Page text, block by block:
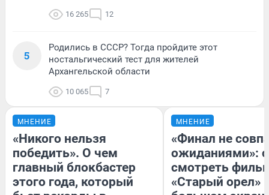
16 265 12
5
Родились в СССР? Тогда пройдите этот
ностальгический тест для жителей
Архангельской области
10 065 7
МНЕНИЕ
«Никого нельзя
победить». О чем
главный блокбастер
этого года, который
МНЕНИЕ
«Финал не
ожиданиями»:
смотреть
«Старый орел»